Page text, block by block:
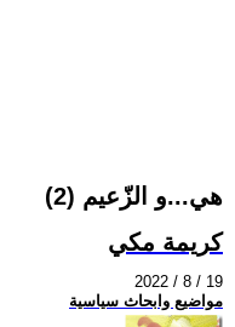
هي...و الزّعيم (2)
كريمة مكي
2022 / 8 / 19
مواضيع وابحاث سياسية